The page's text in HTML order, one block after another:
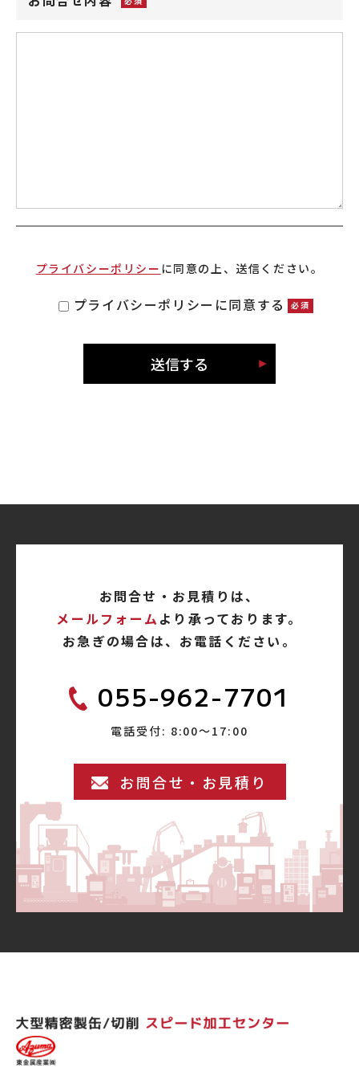
プライバシーポリシー に同意の上、送信ください。
プライバシーポリシーに同意する
お問合せ・お見積りは、
メールフォーム より承っております。
お急ぎの場合は、お電話ください。
055-962-7701
電話受付: 8:00〜17:00
お問合せ・お見積り